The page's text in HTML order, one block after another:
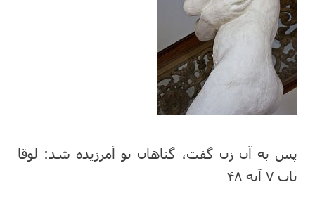
پس به آن زن گفت، گناهان تو آمرزیده شد: لوقا
باب ۷ آیه ۴۸